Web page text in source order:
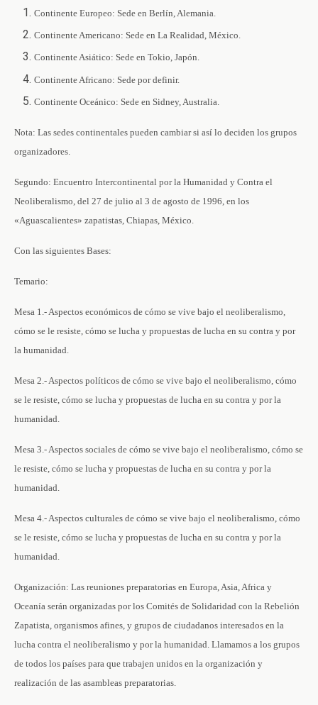
Continente Europeo: Sede en Berlín, Alemania.
Continente Americano: Sede en La Realidad, México.
Continente Asiático: Sede en Tokio, Japón.
Continente Africano: Sede por definir.
Continente Oceánico: Sede en Sidney, Australia.
Nota: Las sedes continentales pueden cambiar si así lo deciden los grupos
organizadores.
Segundo: Encuentro Intercontinental por la Humanidad y Contra el
Neoliberalismo, del 27 de julio al 3 de agosto de 1996, en los
«Aguascalientes» zapatistas, Chiapas, México.
Con las siguientes Bases:
Temario:
Mesa 1.- Aspectos económicos de cómo se vive bajo el neoliberalismo,
cómo se le resiste, cómo se lucha y propuestas de lucha en su contra y por
la humanidad.
Mesa 2.- Aspectos políticos de cómo se vive bajo el neoliberalismo, cómo
se le resiste, cómo se lucha y propuestas de lucha en su contra y por la
humanidad.
Mesa 3.- Aspectos sociales de cómo se vive bajo el neoliberalismo, cómo se
le resiste, cómo se lucha y propuestas de lucha en su contra y por la
humanidad.
Mesa 4.- Aspectos culturales de cómo se vive bajo el neoliberalismo, cómo
se le resiste, cómo se lucha y propuestas de lucha en su contra y por la
humanidad.
Organización: Las reuniones preparatorias en Europa, Asia, Africa y
Oceanía serán organizadas por los Comités de Solidaridad con la Rebelión
Zapatista, organismos afines, y grupos de ciudadanos interesados en la
lucha contra el neoliberalismo y por la humanidad. Llamamos a los grupos
de todos los países para que trabajen unidos en la organización y
realización de las asambleas preparatorias.